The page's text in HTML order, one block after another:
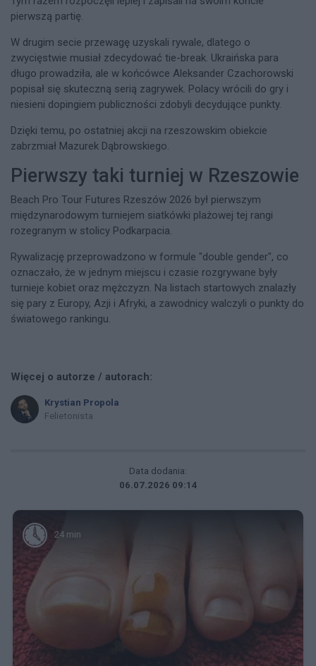
pierwszą partię.
W drugim secie przewagę uzyskali rywale, dlatego o
zwycięstwie musiał zdecydować tie-break. Ukraińska para
długo prowadziła, ale w końcówce Aleksander Czachorowski
popisał się skuteczną serią zagrywek. Polacy wrócili do gry i
niesieni dopingiem publiczności zdobyli decydujące punkty.
Dzięki temu, po ostatniej akcji na rzeszowskim obiekcie
zabrzmiał Mazurek Dąbrowskiego.
Pierwszy taki turniej w Rzeszowie
Beach Pro Tour Futures Rzeszów 2026 był pierwszym
międzynarodowym turniejem siatkówki plażowej tej rangi
rozegranym w stolicy Podkarpacia.
Rywalizację przeprowadzono w formule "double gender", co
oznaczało, że w jednym miejscu i czasie rozgrywane były
turnieje kobiet oraz mężczyzn. Na listach startowych znalazły
się pary z Europy, Azji i Afryki, a zawodnicy walczyli o punkty do
światowego rankingu.
Więcej o autorze / autorach:
Krystian Propola
Felietonista
Data dodania:
06.07.2026 09:14
24 min